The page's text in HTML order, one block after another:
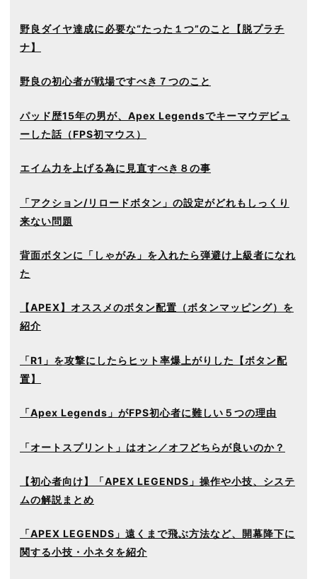
野良ダイヤ達成に必要な“たった１つ”のこと【脱プラチ
ナ】
野良の初心者が戦場ですべき７つのこと
パッド歴15年の男が、Apex Legendsでキーマウデビュ
ーした話（FPS初マウス）
エイム力を上げる為に見直すべき８の事
「アクション/リロードボタン」の設定がどれもしっくり
来ない問題
背面ボタンに「しゃがみ」を入れたら弾避け上級者になれ
た
【APEX】オススメのボタン配置（ボタンマッピング）を
紹介
「R1」を攻撃にしたらヒット率爆上がりした【ボタン配
置】
「Apex Legends」がFPS初心者に難しい５つの理由
「オートスプリント」はオン／オフどちらが良いのか？
【初心者向け】「APEX LEGENDS」操作や小技、システ
ムの解説まとめ
「APEX LEGENDS」遠くまで飛ぶ方法など、開幕降下に
関する小技・小ネタを紹介